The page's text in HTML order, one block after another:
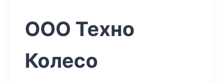
ООО Техно
Колесо